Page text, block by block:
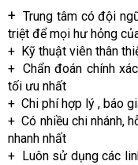
+ Trung tâm có đội
triệt để mọi hư hỏng
+ Kỹ thuật viên thân
+ Chẩn đoán chính
tối ưu nhất
+ Chi phí hợp lý , báo
+ Có nhiều chi nhánh,
nhanh nhất
+ Luôn sử dụng các